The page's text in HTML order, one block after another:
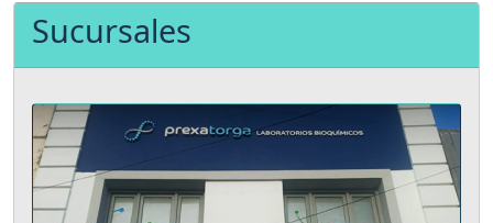
Sucursales